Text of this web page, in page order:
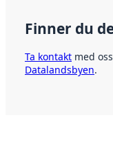
Finner du
Ta kontakt med
Datalandsbyen.